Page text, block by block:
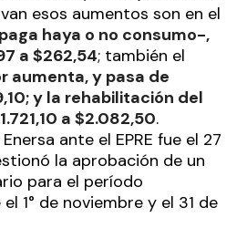
esos aumentos son en el
haya o no consumo-,
a $262,54; también el
aumenta, y pasa de
y la rehabilitación del
a $2.082,50.
ante el EPRE fue el 27
la aprobación de un
para el período
1° de noviembre y el 31 de